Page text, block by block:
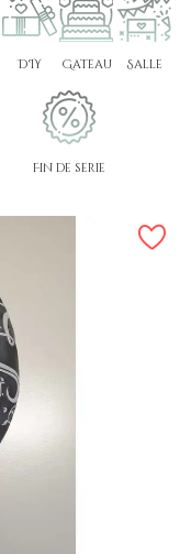
DIY Gâteau Salle
Fin de série